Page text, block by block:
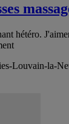
hétéro.
Louvain-la-